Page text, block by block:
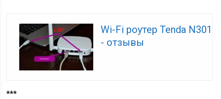
Wi-Fi роутер Tenda N301
- отзывы
***